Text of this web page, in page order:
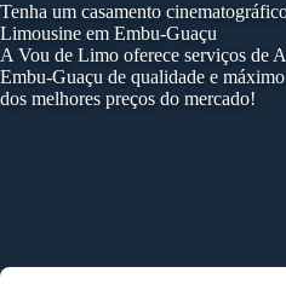
Tenha um casamento
Limousine em Embu-Guaçu
A Vou de Limo oferece serviços de
Embu-Guaçu de qualidade e
dos melhores preços do mercado!